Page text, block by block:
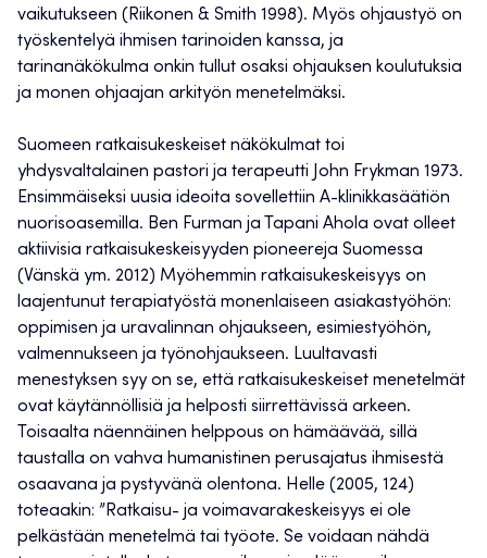
vaikutukseen (Riikonen & Smith 1998). Myös ohjaustyö on
työskentelyä ihmisen tarinoiden kanssa, ja
tarinanäkökulma onkin tullut osaksi ohjauksen koulutuksia
ja monen ohjaajan arkityön menetelmäksi.
Suomeen ratkaisukeskeiset näkökulmat toi
yhdysvaltalainen pastori ja terapeutti John Frykman 1973.
Ensimmäiseksi uusia ideoita sovellettiin A-klinikkasäätiön
nuorisoasemilla. Ben Furman ja Tapani Ahola ovat olleet
aktiivisia ratkaisukeskeisyyden pioneereja Suomessa
(Vänskä ym. 2012) Myöhemmin ratkaisukeskeisyys on
laajentunut terapiatyöstä monenlaiseen asiakastyöhön:
oppimisen ja uravalinnan ohjaukseen, esimiestyöhön,
valmennukseen ja työnohjaukseen. Luultavasti
menestyksen syy on se, että ratkaisukeskeiset menetelmät
ovat käytännöllisiä ja helposti siirrettävissä arkeen.
Toisaalta näennäinen helppous on hämäävää, sillä
taustalla on vahva humanistinen perusajatus ihmisestä
osaavana ja pystyvänä olentona. Helle (2005, 124)
toteaakin: ”Ratkaisu- ja voimavarakeskeisyys ei ole
pelkästään menetelmä tai työote. Se voidaan nähdä